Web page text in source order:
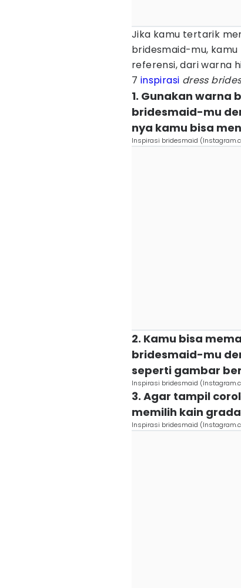
Jika kamu tertarik
bridesmaid-mu,
referensi, dari warna
7 inspirasi dress
1. Gunakan warna
bridesmaid-mu
nya kamu bisa
Inspirasi bridesmaid
2. Kamu bisa
bridesmaid-mu
seperti gambar
Inspirasi bridesmaid
3. Agar tampil
memilih kain
Inspirasi bridesmaid